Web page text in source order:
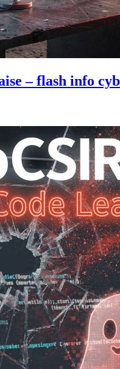
– flash info